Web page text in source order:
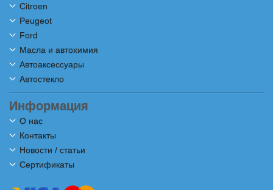
Citroen
Peugeot
Ford
Масла и автохимия
Автоаксессуары
Автостекло
Информация
О нас
Контакты
Новости / статьи
Сертификаты